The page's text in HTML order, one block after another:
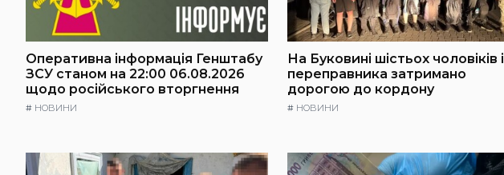
Оперативна інформація Генштабу
ЗСУ станом на 22:00 06.08.2026
щодо російського вторгнення
# НОВИНИ
На Буковині шістьох чоловіків і
переправника затримано
дорогою до кордону
# НОВИНИ